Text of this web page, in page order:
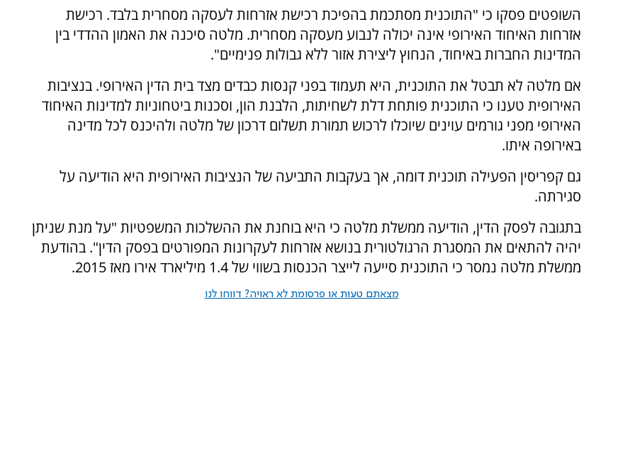
השופטים פסקו כי "התוכנית מסתכמת בהפיכת רכישת אזרחות לעסקה מסחרית בלבד. רכישת
אזרחות האיחוד האירופי אינה יכולה לנבוע מעסקה מסחרית. מלטה סיכנה את האמון ההדדי בין
המדינות החברות באיחוד, הנחוץ ליצירת אזור ללא גבולות פנימיים".
אם מלטה לא תבטל את התוכנית, היא תעמוד בפני קנסות כבדים מצד בית הדין האירופי. בנציבות
האירופית טענו כי התוכנית פותחת דלת לשחיתות, הלבנת הון, וסכנות ביטחוניות למדינות האיחוד
האירופי מפני גורמים עוינים שיוכלו לרכוש תמורת תשלום דרכון של מלטה ולהיכנס לכל מדינה
באירופה איתו.
גם קפריסין הפעילה תוכנית דומה, אך בעקבות התביעה של הנציבות האירופית היא הודיעה על
סגירתה.
בתגובה לפסק הדין, הודיעה ממשלת מלטה כי היא בוחנת את ההשלכות המשפטיות "על מנת שניתן
יהיה להתאים את המסגרת הרגולטורית בנושא אזרחות לעקרונות המפורטים בפסק הדין". בהודעת
ממשלת מלטה נמסר כי התוכנית סייעה לייצר הכנסות בשווי של 1.4 מיליארד אירו מאז 2015.
מצאתם טעות או פרסומת לא ראויה? דווחו לנו